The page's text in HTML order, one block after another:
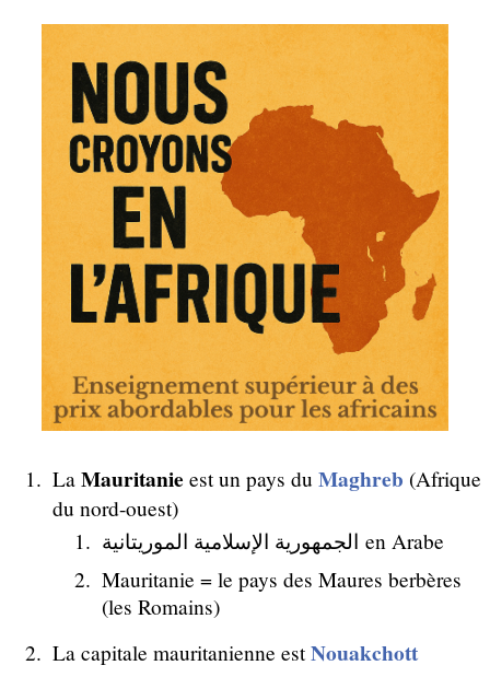
La Mauritanie est un pays du Maghreb (Afrique
du nord-ouest)
الجمهورية الإسلامية الموريتانية en Arabe
Mauritanie = le pays des Maures berbères
(les Romains)
La capitale mauritanienne estNouakchott